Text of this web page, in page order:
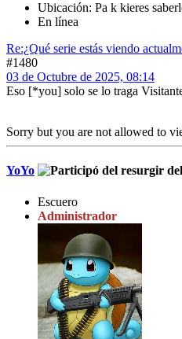
Ubicación: Pa k kieres
En línea
Re:¿Qué serie estás viendo
#1480
03 de Octubre de 2025, 08:14
Eso [*you] solo se lo traga
Sorry but you are not allowed to
YoYo
Escuero
Administrador